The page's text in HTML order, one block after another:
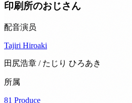
印刷所のおじさん
配音演员
Tajiri Hiroaki
田尻浩章 / たじり ひろあき
所属
81 Produce